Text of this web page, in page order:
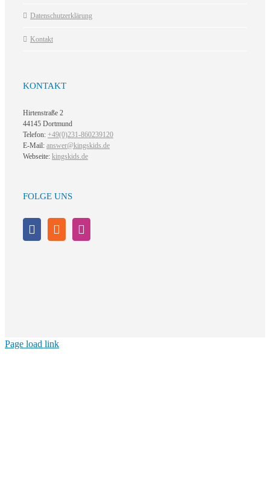
Datenschutzerklärung
Kontakt
KONTAKT
Hirtenstraße 2
44145 Dortmund
Telefon: +49(0)231-860239120
E-Mail: answer@kingskids.de
Webseite: kingskids.de
FOLGE UNS
Page load link